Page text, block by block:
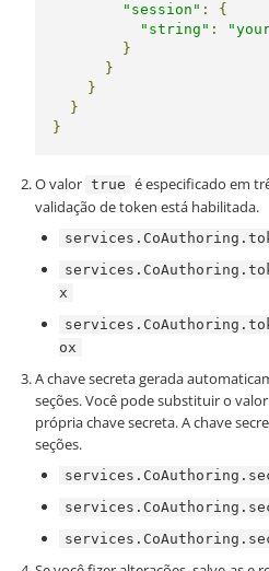
"session" :
{
"string" :
}
}
}
}
}
O valor true é especificado em
validação de token está habilitada.
x
ox
A chave secreta gerada
seções. Você pode substituir o
própria chave secreta. A chave
seções.